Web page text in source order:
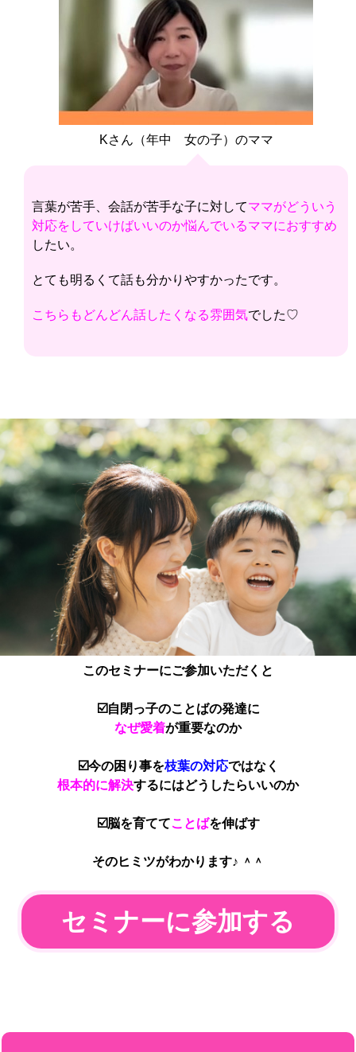
Kさん（年中 女の子）のママ
言葉が苦手、会話が苦手な子に対してママがどういう
対応をしていけばいいのか悩んでいるママにおすすめ
したい。
とても明るくて話も分かりやすかったです。
こちらもどんどん話したくなる雰囲気でした♡
このセミナーにご参加いただくと
☑️自閉っ子のことばの発達に
なぜ愛着が重要なのか
☑️今の困り事を枝葉の対応ではなく
根本的に解決するにはどうしたらいいのか
☑️脳を育ててことばを伸ばす
そのヒミツがわかります♪ ＾＾
セミナーに参加する